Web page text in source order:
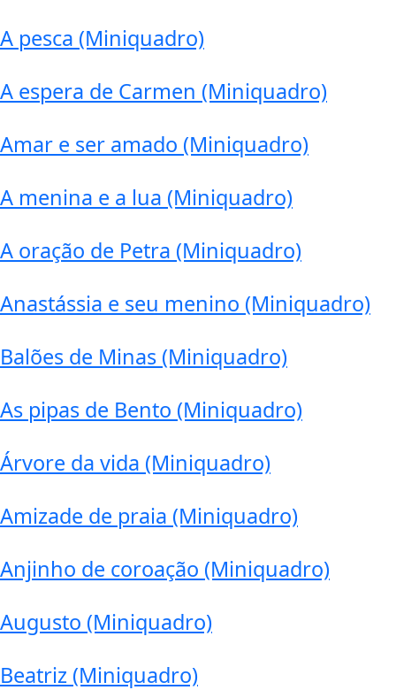
A pesca (Miniquadro)
A espera de Carmen (Miniquadro)
Amar e ser amado (Miniquadro)
A menina e a lua (Miniquadro)
A oração de Petra (Miniquadro)
Anastássia e seu menino (Miniquadro)
Balões de Minas (Miniquadro)
As pipas de Bento (Miniquadro)
Árvore da vida (Miniquadro)
Amizade de praia (Miniquadro)
Anjinho de coroação (Miniquadro)
Augusto (Miniquadro)
Beatriz (Miniquadro)